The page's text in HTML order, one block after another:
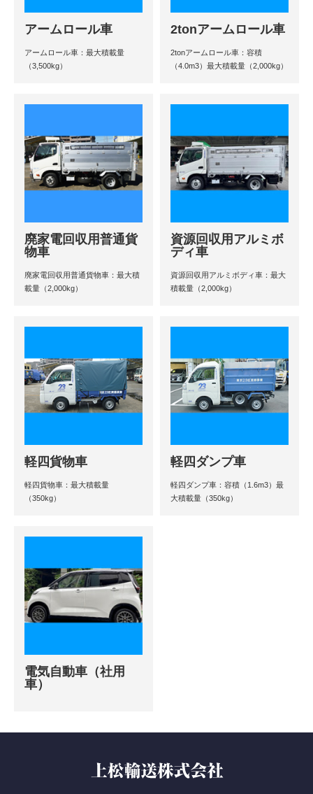
アームロール車
アームロール車：最大積載量
（3,500kg）
2tonアームロール車
2tonアームロール車：容積
（4.0m3）最大積載量（2,000kg）
廃家電回収用普通貨
物車
廃家電回収用普通貨物車：最大積
載量（2,000kg）
資源回収用アルミボ
ディ車
資源回収用アルミボディ車：最大
積載量（2,000kg）
軽四貨物車
軽四貨物車：最大積載量
（350kg）
軽四ダンプ車
軽四ダンプ車：容積（1.6m3）最
大積載量（350kg）
電気自動車（社用
車）